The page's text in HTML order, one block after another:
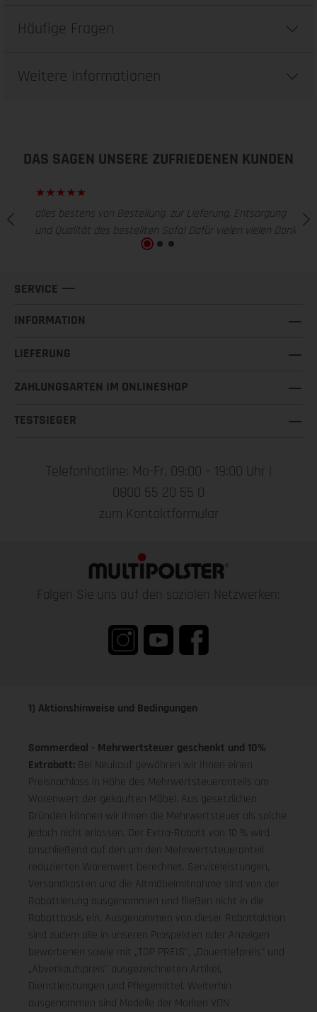
Häufige Fragen
Weitere Informationen
DAS SAGEN UNSERE ZUFRIEDENEN KUNDEN
alles bestens von Bestellung, zur Lieferung, Entsorgung
und Qualität des bestellten Sofa! Dafür vielen vielen Dank!
SERVICE
INFORMATION
LIEFERUNG
ZAHLUNGSARTEN IM ONLINESHOP
TESTSIEGER
Telefonhotline: Mo-Fr, 09:00 – 19:00 Uhr |
0800 55 20 55 0
zum Kontaktformular
Folgen Sie uns auf den sozialen Netzwerken:
1) Aktionshinweise und Bedingungen
Sommerdeal - Mehrwertsteuer geschenkt und 10%
Extrabatt: Bei Neukauf gewähren wir Ihnen einen
Preisnachlass in Höhe des Mehrwertsteueranteils am
Warenwert der gekauften Möbel. Aus gesetzlichen
Gründen können wir Ihnen die Mehrwertsteuer als solche
jedoch nicht erlassen. Der Extra-Rabatt von 10 % wird
anschließend auf den um den Mehrwertsteueranteil
reduzierten Warenwert berechnet. Serviceleistungen,
Versandkosten und die Altmöbelmitnahme sind von der
Rabattierung ausgenommen und fließen nicht in die
Rabattbasis ein. Ausgenommen von dieser Rabattaktion
sind zudem alle in unseren Prospekten oder Anzeigen
beworbenen sowie mit „TOP PREIS", „Dauertiefpreis" und
„Abverkaufspreis" ausgezeichneten Artikel,
Dienstleistungen und Pflegemittel. Weiterhin
ausgenommen sind Modelle der Marken VON